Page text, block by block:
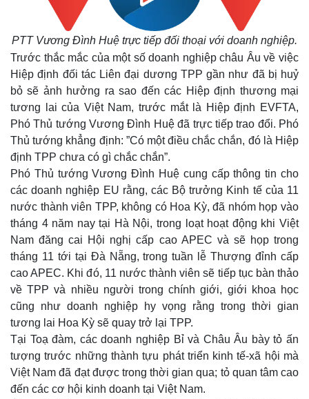
PTT Vương Đình Huệ trực tiếp đối thoại với doanh nghiệp.
Trước thắc mắc của một số doanh nghiệp châu Âu về việc
Hiệp định đối tác Liên đại dương TPP gần như đã bị huỷ
bỏ sẽ ảnh hưởng ra sao đến các Hiệp định thương mại
tương lai của Việt Nam, trước mắt là Hiệp định EVFTA,
Phó Thủ tướng Vương Đình Huệ đã trực tiếp trao đổi. Phó
Thủ tướng khẳng định: ”Có một điều chắc chắn, đó là Hiệp
định TPP chưa có gì chắc chắn”.
Phó Thủ tướng Vương Đình Huệ cung cấp thông tin cho
các doanh nghiệp EU rằng, các Bộ trưởng Kinh tế của 11
nước thành viên TPP, không có Hoa Kỳ, đã nhóm họp vào
tháng 4 năm nay tại Hà Nội, trong loạt hoạt động khi Việt
Nam đăng cai Hội nghị cấp cao APEC và sẽ họp trong
tháng 11 tới tại Đà Nẵng, trong tuần lễ Thượng đỉnh cấp
cao APEC. Khi đó, 11 nước thành viên sẽ tiếp tục bàn thảo
về TPP và nhiều người trong chính giới, giới khoa học
cũng như doanh nghiệp hy vọng rằng trong thời gian
tương lai Hoa Kỳ sẽ quay trở lại TPP.
Tại Toạ đàm, các doanh nghiệp Bỉ và Châu Âu bày tỏ ấn
tượng trước những thành tựu phát triển kinh tế-xã hội mà
Việt Nam đã đạt được trong thời gian qua; tỏ quan tâm cao
đến các cơ hội kinh doanh tại Việt Nam.